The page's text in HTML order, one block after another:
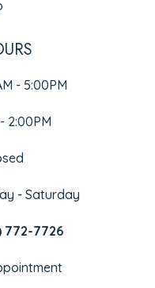
- 5:00PM
2:00PM
- Saturday
772-7726